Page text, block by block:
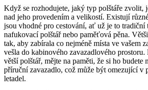
Když se ‌rozhodujete, jaký typ polštáře zvolit,
nad ⁤jeho provedením a velikostí. Existují
jsou vhodné pro cestování, ať už‌ je⁣ to​ tradiční
nafukovací polštář⁢ nebo paměťová pěna.
tak, aby zabírala⁣ co⁤ nejméně⁤ místa ⁣ve vašem
vešla do kabinového zavazadlového⁢ prostoru.
větší⁤ polštář,​ mějte ⁣na ‍paměti, že si ho budete
příruční ‍zavazadlo, což může⁢ být ⁢omezující⁤ v⁢
letadel.